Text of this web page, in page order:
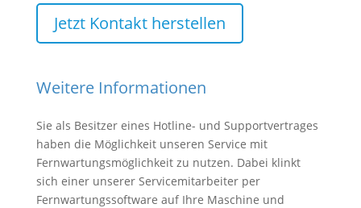
Jetzt Kontakt herstellen
Weitere Informationen
Sie als Besitzer eines Hotline- und Supportvertrages
haben die Möglichkeit unseren Service mit
Fernwartungsmöglichkeit zu nutzen. Dabei klinkt
sich einer unserer Servicemitarbeiter per
Fernwartungssoftware auf Ihre Maschine und